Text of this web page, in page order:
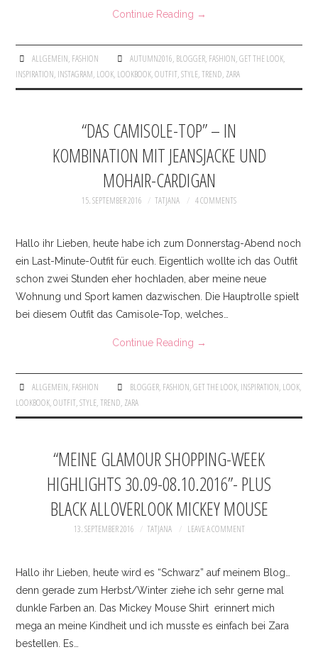
Continue Reading →
ALLGEMEIN, FASHION AUTUMN2016, BLOGGER, FASHION,GET THE LOOK,
INSPIRATION, INSTAGRAM, LOOK, LOOKBOOK,OUTFIT,STYLE,TREND, ZARA
“DAS CAMISOLE-TOP” – IN
KOMBINATION MIT JEANSJACKE UND
MOHAIR-CARDIGAN
15. SEPTEMBER 2016 TATJANA 4 COMMENTS
Hallo ihr Lieben, heute habe ich zum Donnerstag-Abend noch
ein Last-Minute-Outfit für euch. Eigentlich wollte ich das Outfit
schon zwei Stunden eher hochladen, aber meine neue
Wohnung und Sport kamen dazwischen. Die Hauptrolle spielt
bei diesem Outfit das Camisole-Top, welches…
Continue Reading →
ALLGEMEIN, FASHION BLOGGER, FASHION,GET THE LOOK, INSPIRATION, LOOK,
LOOKBOOK,OUTFIT,STYLE,TREND, ZARA
“MEINE GLAMOUR SHOPPING-WEEK
HIGHLIGHTS 30.09-08.10.2016”- PLUS
BLACK ALLOVERLOOK MICKEY MOUSE
13. SEPTEMBER 2016 TATJANA LEAVE A COMMENT
Hallo ihr Lieben, heute wird es “Schwarz” auf meinem Blog…
denn gerade zum Herbst/Winter ziehe ich sehr gerne mal
dunkle Farben an. Das Mickey Mouse Shirt erinnert mich
mega an meine Kindheit und ich musste es einfach bei Zara
bestellen. Es…